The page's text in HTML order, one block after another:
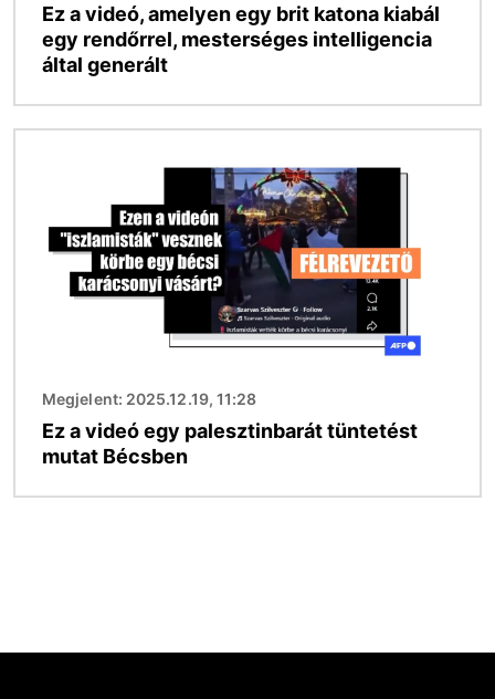
Ez a videó, amelyen egy brit katona kiabál
egy rendőrrel, mesterséges intelligencia
által generált
Megjelent: 2025.12.19, 11:28
Ez a videó egy palesztinbarát tüntetést
mutat Bécsben